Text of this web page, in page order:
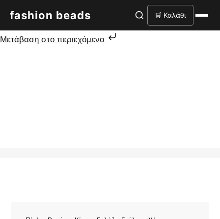
fashion beads 🛒 Καλάθι
Μετάβαση στο περιεχόμενο